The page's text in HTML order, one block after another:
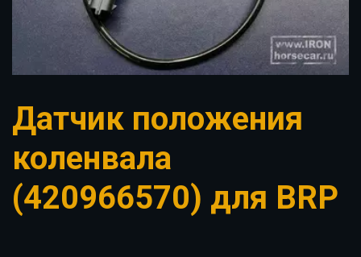
Датчик положения
коленвала
(420966570) для BRP